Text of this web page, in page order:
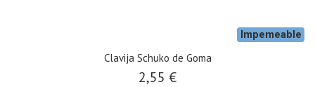
Impemeable
Clavija Schuko de Goma
2,55 €